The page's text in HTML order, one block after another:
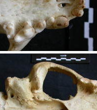
Crâne : vue ventrale